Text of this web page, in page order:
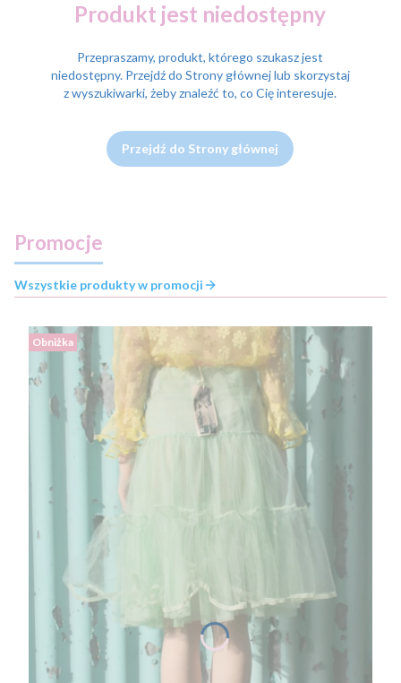
Produkt jest niedostępny
Przepraszamy, produkt, którego szukasz jest
niedostępny. Przejdź do Strony głównej lub skorzystaj
z wyszukiwarki, żeby znaleźć to, co Cię interesuje.
Przejdź do Strony głównej
Promocje
Wszystkie produkty w promocji
Obniżka